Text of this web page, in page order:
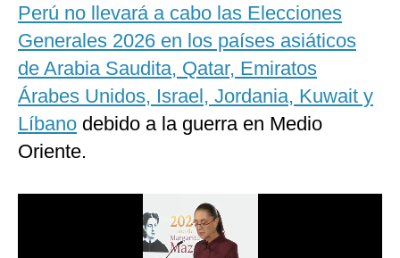
España
Tecnología
Club del Suscriptor
Perú no llevará a cabo las Elecciones
Generales 2026 en los países asiáticos
de Arabia Saudita, Qatar, Emiratos
Árabes Unidos, Israel, Jordania, Kuwait y
Líbano debido a la guerra en Medio
Oriente.